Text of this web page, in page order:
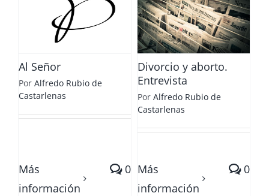
Al Señor
Por Alfredo Rubio de
Castarlenas
Más
información
0
Divorcio y
aborto.
Entrevista
Divorcio y aborto.
Entrevista
Por Alfredo Rubio de
Castarlenas
Más
información
0